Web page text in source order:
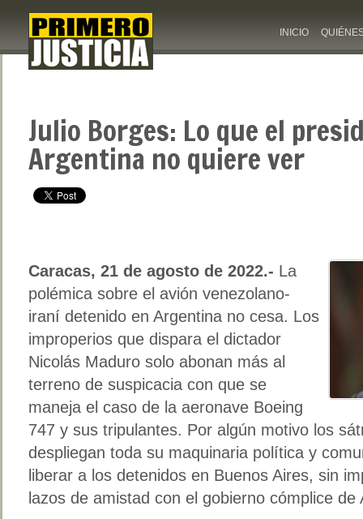
INICIO
Julio Borges: Lo que el
Argentina no quiere ver
Caracas, 21 de agosto de 2022.- La
polémica sobre el avión venezolano-
iraní detenido en Argentina no cesa. Los
improperios que dispara el dictador
Nicolás Maduro solo abonan más al
terreno de suspicacia con que se
maneja el caso de la aeronave Boeing
747 y sus tripulantes. Por algún motivo los
despliegan toda su maquinaria política y
liberar a los detenidos en Buenos Aires, sin
lazos de amistad con el gobierno cómplice de